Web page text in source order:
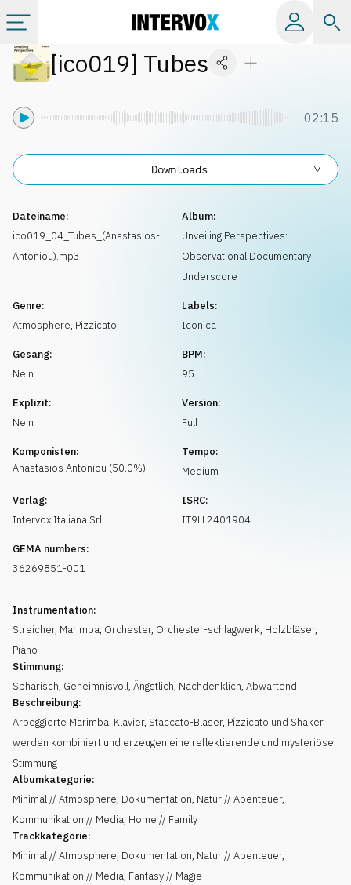
Kategorien
Alle Alben
Playlists
Lizenzen
Musikanfrage
[ico019] Tubes
02:15
Dateiname:
ico019_04_Tubes_(Anastasios-
Antoniou).mp3
Album:
Unveiling Perspectives:
Observational Documentary
Underscore
Genre:
Atmosphere, Pizzicato
Labels:
Iconica
Gesang:
Nein
BPM:
95
Explizit:
Nein
Version:
Full
Komponisten:
Anastasios Antoniou (50.0%)
Tempo:
Medium
Verlag:
Intervox Italiana Srl
ISRC:
IT9LL2401904
GEMA numbers:
36269851-001
Instrumentation:
Streicher, Marimba, Orchester, Orchester-schlagwerk, Holzbläser,
Piano
Stimmung:
Sphärisch, Geheimnisvoll, Ängstlich, Nachdenklich, Abwartend
Beschreibung:
Arpeggierte Marimba, Klavier, Staccato-Bläser, Pizzicato und Shaker
werden kombiniert und erzeugen eine reflektierende und mysteriöse
Stimmung
Albumkategorie:
Minimal // Atmosphere, Dokumentation, Natur // Abenteuer,
Kommunikation // Media, Home // Family
Trackkategorie:
Minimal // Atmosphere, Dokumentation, Natur // Abenteuer,
Kommunikation // Media, Fantasy // Magie
Downloads